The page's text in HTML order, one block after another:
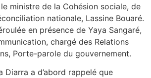
ministre de la Cohésion sociale, de
nationale, Lassine Bouaré.
en présence de Yaya Sangaré,
chargé des Relations
Porte-parole du gouvernement.
Diarra a d’abord rappelé que